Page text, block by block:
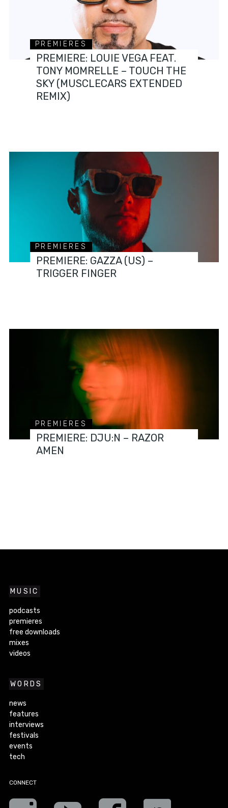
PREMIERES
PREMIERE: LOUIE VEGA FEAT.
TONY MOMRELLE – TOUCH THE
SKY (MUSCLECARS EXTENDED
REMIX)
PREMIERES
PREMIERE: GAZZA (US) –
TRIGGER FINGER
PREMIERES
PREMIERE: DJU:N – RAZOR
AMEN
MUSIC
podcasts
premieres
free downloads
mixes
videos
WORDS
news
features
interviews
festivals
events
tech
CONNECT